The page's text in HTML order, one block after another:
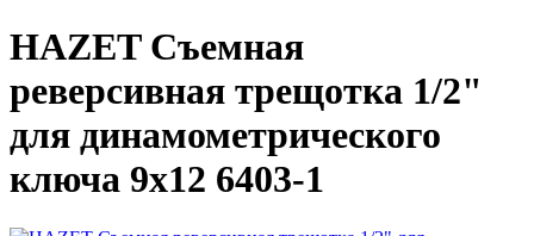
HAZET Съемная
реверсивная трещотка 1/2"
для динамометрического
ключа 9х12 6403-1